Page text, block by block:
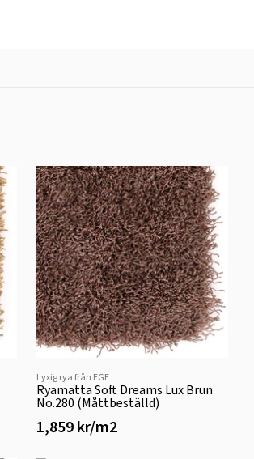
Lyxig rya från EGE
Ryamatta Soft Dreams Lux Brun
No.280 (Måttbeställd)
1,859 kr/m2